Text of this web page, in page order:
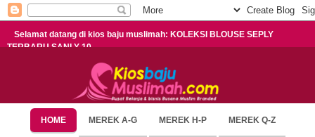
Selamat datang di kios baju muslimah: KOLEKSI BLOUSE SEPLY
TERBARU SANLY 10
HOME MEREK A-G MEREK H-P MEREK Q-Z